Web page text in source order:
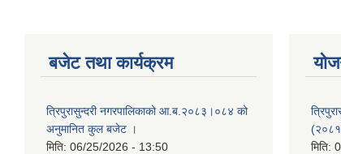
बजेट तथा कार्यक्रम
त्रिपुरासुन्दरी नगरपालिकाको आ.ब.२०८३।०८४ को
अनुमानित कुल बजेट ।
मिति: 06/25/2026 - 13:50
मिति: